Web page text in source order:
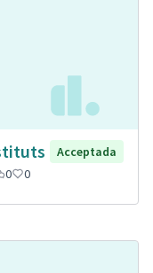
Acceptada
0 0